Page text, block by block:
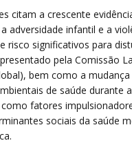
citam a crescente
adversidade infantil e a
risco significativos para
pela Comissão
bem como a
de saúde durante
fatores
sociais da saúde